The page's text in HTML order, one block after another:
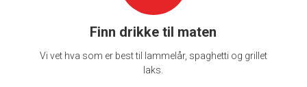
Finn drikke til maten
Vi vet hva som er best til lammelår, spaghetti og grillet
laks.